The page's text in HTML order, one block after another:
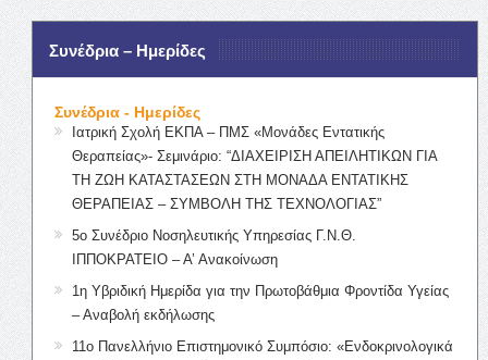
Συνέδρια – Ημερίδες
Συνέδρια - Ημερίδες
Ιατρική Σχολή ΕΚΠΑ – ΠΜΣ «Μονάδες Εντατικής
Θεραπείας»- Σεμινάριο: “ΔΙΑΧΕΙΡΙΣΗ ΑΠΕΙΛΗΤΙΚΩΝ ΓΙΑ
ΤΗ ΖΩΗ ΚΑΤΑΣΤΑΣΕΩΝ ΣΤΗ ΜΟΝΑΔΑ ΕΝΤΑΤΙΚΗΣ
ΘΕΡΑΠΕΙΑΣ – ΣΥΜΒΟΛΗ ΤΗΣ ΤΕΧΝΟΛΟΓΙΑΣ”
5ο Συνέδριο Νοσηλευτικής Υπηρεσίας Γ.Ν.Θ.
ΙΠΠΟΚΡΑΤΕΙΟ – Α’ Ανακοίνωση
1η Υβριδική Ημερίδα για την Πρωτοβάθμια Φροντίδα Υγείας
– Αναβολή εκδήλωσης
11ο Πανελλήνιο Επιστημονικό Συμπόσιο: «Ενδοκρινολογικά